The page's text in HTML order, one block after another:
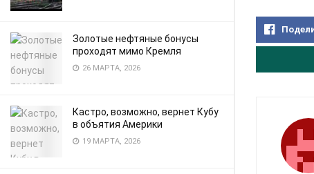
Золотые нефтяные бонусы
проходят мимо Кремля
26 МАРТА, 2026
Кастро, возможно, вернет Кубу
в объятия Америки
19 МАРТА, 2026